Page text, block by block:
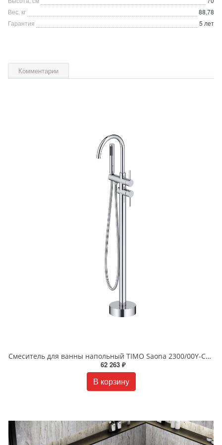
Вес, кг
88,78
Гарантия
5 лет
Комментарии
Смеситель для ванны напольный TIMO Saona 2300/00Y-CR хром
62 263 ₽
В корзину